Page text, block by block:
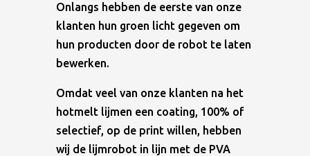
Onlangs hebben de eerste van onze
klanten hun groen licht gegeven om
hun producten door de robot te laten
bewerken.
Omdat veel van onze klanten na het
hotmelt lijmen een coating, 100% of
selectief, op de print willen, hebben
wij de lijmrobot in lijn met de PVA